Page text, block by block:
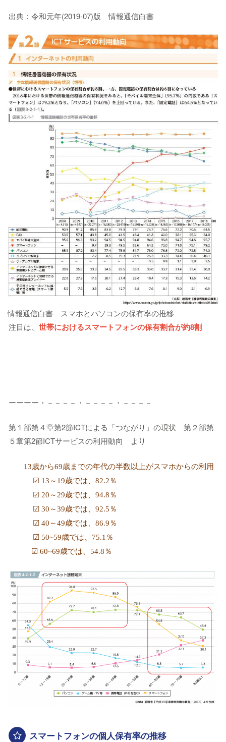
出典：令和元年(2019-07)版 情報通信白書
情報通信白書 スマホとパソコンの保有率の推移
注目は、 世帯におけるスマートフォンの保有割合が約8割
ーーーー・－－－－・－－－－・－－－－
第１部第４章第2節ICTによる「つながり」の現状 第２部第
５章第2節ICTサービスの利用動向 より
13歳から69歳までの年代の半数以上がスマホからの利用
☑ 13～19歳では、82.2％
☑ 20～29歳では、94.8％
☑ 30～39歳では、92.5％
☑ 40～49歳では、86.9％
☑ 50~59歳では、 75.1 ％
☑ 60~69歳では、 54.8 ％
スマートフォンの個人保有率の推移